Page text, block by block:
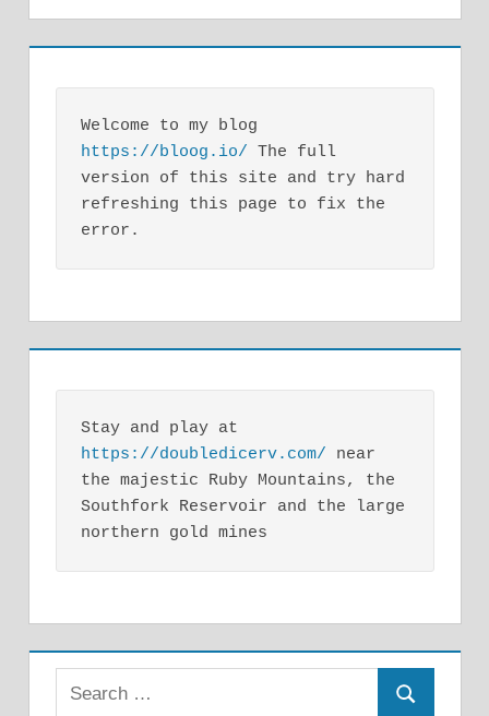
https://bloog.io/ The full
version of this site and try hard
refreshing this page to fix the
error.
https://doubledicerv.com/ near
the majestic Ruby Mountains, the
Southfork Reservoir and the large
northern gold mines
Search